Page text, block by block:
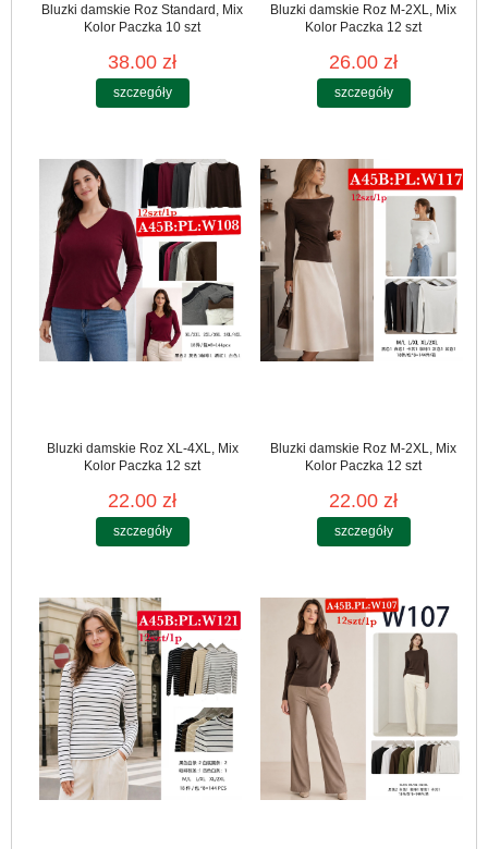
Bluzki damskie Roz Standard, Mix
Kolor Paczka 10 szt
38.00 zł
szczegóły
Bluzki damskie Roz M-2XL, Mix
Kolor Paczka 12 szt
26.00 zł
szczegóły
Bluzki damskie Roz XL-4XL, Mix
Kolor Paczka 12 szt
22.00 zł
szczegóły
Bluzki damskie Roz M-2XL, Mix
Kolor Paczka 12 szt
22.00 zł
szczegóły